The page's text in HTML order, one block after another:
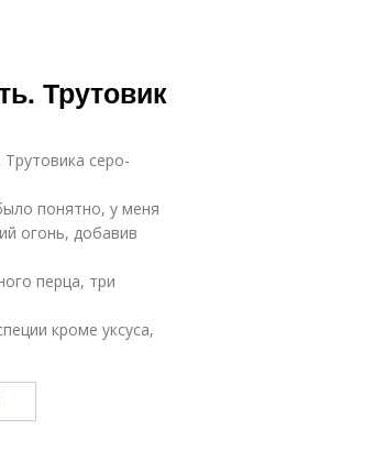
Трутовик
серо-
понятно, у меня
огонь, добавив
перца, три
кроме уксуса,